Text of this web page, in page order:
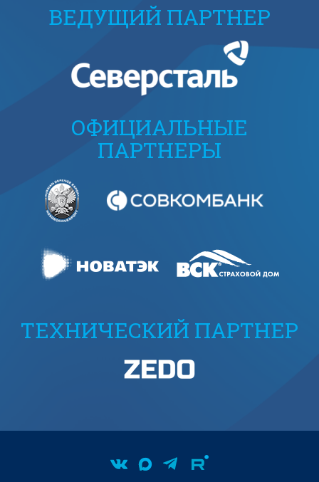
ВЕДУЩИЙ ПАРТНЕР
ОФИЦИАЛЬНЫЕ
ПАРТНЕРЫ
ТЕХНИЧЕСКИЙ ПАРТНЕР